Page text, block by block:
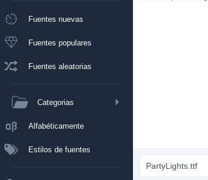
Fuentes nuevas
Fuentes populares
Fuentes aleatorias
Categorias
Alfabéticamente
Estilos de fuentes
PartyLights.ttf